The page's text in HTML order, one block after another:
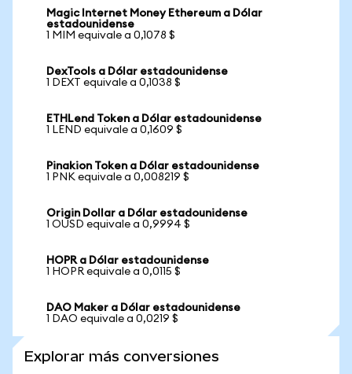
Magic Internet Money Ethereum a Dólar
estadounidense
1 MIM equivale a 0,1078 $
DexTools a Dólar estadounidense
1 DEXT equivale a 0,1038 $
ETHLend Token a Dólar estadounidense
1 LEND equivale a 0,1609 $
Pinakion Token a Dólar estadounidense
1 PNK equivale a 0,008219 $
Origin Dollar a Dólar estadounidense
1 OUSD equivale a 0,9994 $
HOPR a Dólar estadounidense
1 HOPR equivale a 0,0115 $
DAO Maker a Dólar estadounidense
1 DAO equivale a 0,0219 $
Explorar más conversiones